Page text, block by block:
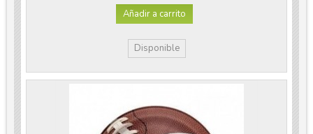
Añadir a carrito
Disponible